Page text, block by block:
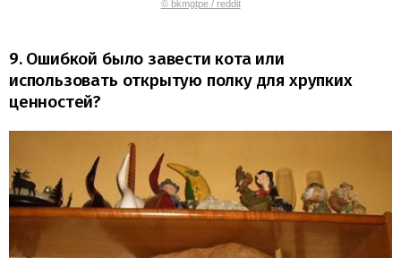
© bkmgtpe / reddit
9. Ошибкой было завести кота или
использовать открытую полку для хрупких
ценностей?